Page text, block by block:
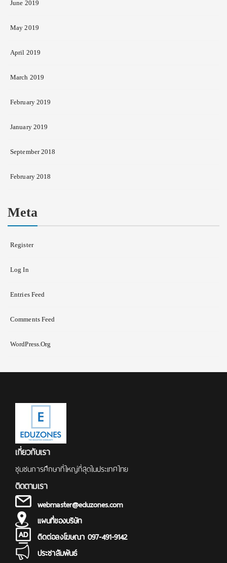
June 2019
May 2019
April 2019
March 2019
February 2019
January 2019
September 2018
February 2018
Meta
Register
Log In
Entries Feed
Comments Feed
WordPress.org
เกี่ยวกับเรา
ชุมชนการศึกษาที่ใหญ่ที่สุดในประเทศไทย
ติดตามเรา
webmaster@eduzones.com
แผนที่ของบริษัท
ติดต่อลงโฆษณา 097-491-9142
ประชาสัมพันธ์